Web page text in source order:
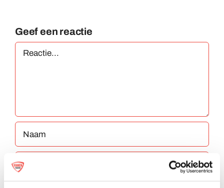
Geef een reactie
Reactie